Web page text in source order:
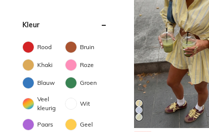
Kleur
Rood Bruin
Khaki Roze
Blauw Groen
Veel
kleurig
Wit
Paars Geel